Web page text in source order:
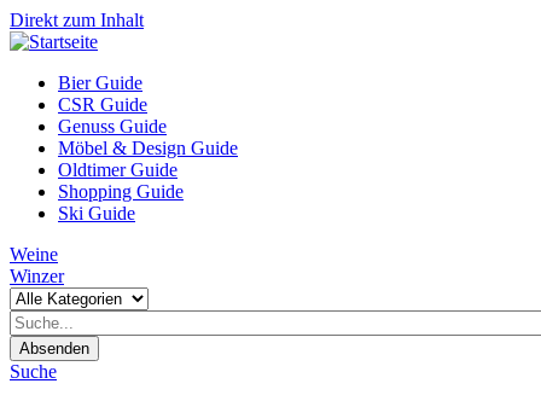
Direkt zum Inhalt
Bier Guide
CSR Guide
Genuss Guide
Möbel & Design Guide
Oldtimer Guide
Shopping Guide
Ski Guide
Weine
Winzer
Absenden
Suche